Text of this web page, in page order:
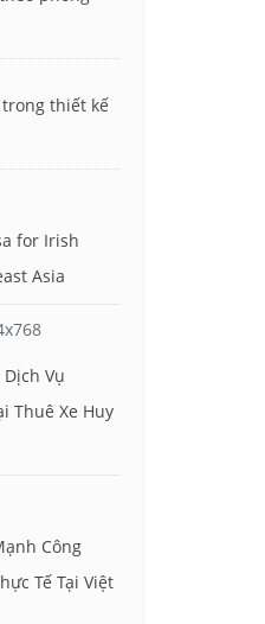
thiết kế
for Irish
Asia
Vụ
Thuê Xe Huy
Công
Tế Tại Việt